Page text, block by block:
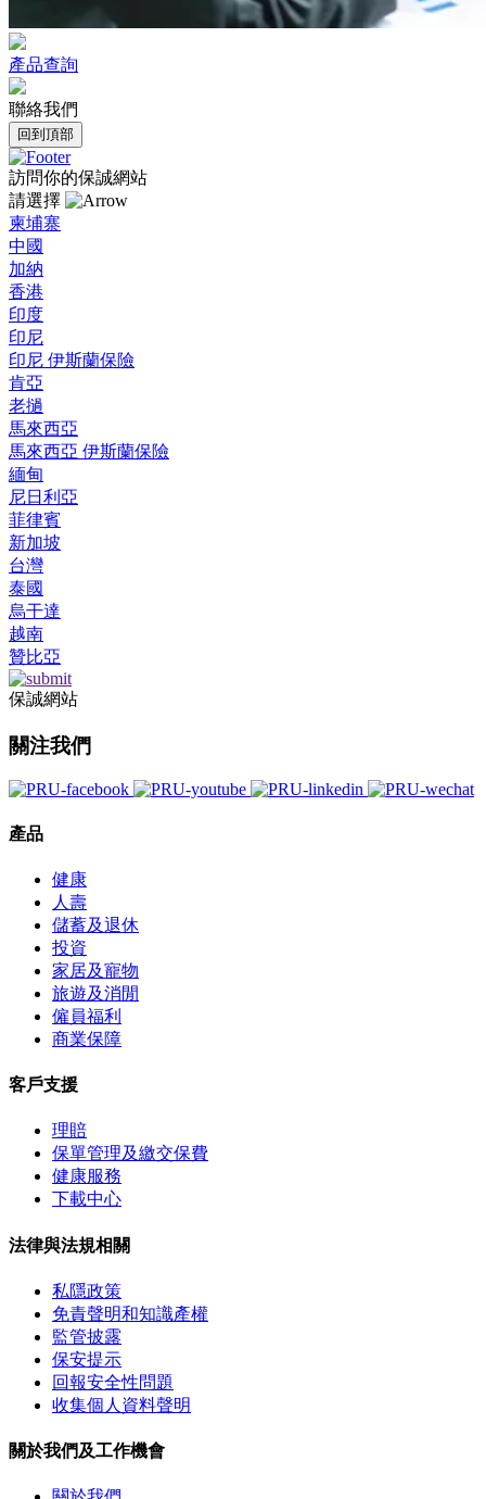
產品查詢
聯絡我們
回到頂部
訪問你的保誠網站
請選擇
柬埔寨
中國
加納
香港
印度
印尼
印尼 伊斯蘭保險
肯亞
老撾
馬來西亞
馬來西亞 伊斯蘭保險
緬甸
尼日利亞
菲律賓
新加坡
台灣
泰國
烏干達
越南
贊比亞
保誠網站
關注我們
產品
健康
人壽
儲蓄及退休
投資
家居及寵物
旅遊及消閒
僱員福利
商業保障
客戶支援
理賠
保單管理及繳交保費
健康服務
下載中心
法律與法規相關
私隱政策
免責聲明和知識產權
監管披露
保安提示
回報安全性問題
收集個人資料聲明
關於我們及工作機會